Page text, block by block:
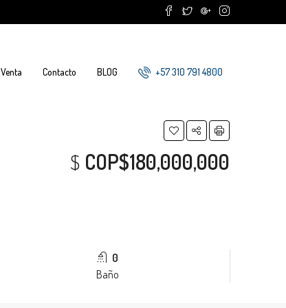
Venta Contacto BLOG +57 310 791 4800
$ COP$180,000,000
0
Baño